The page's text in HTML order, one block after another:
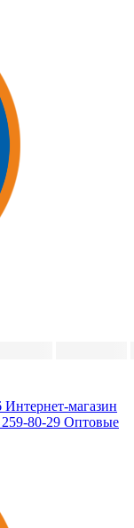
Интернет-магазин
80-29 Оптовые